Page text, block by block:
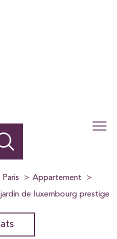
Paris
Appartement
de luxembourg prestige